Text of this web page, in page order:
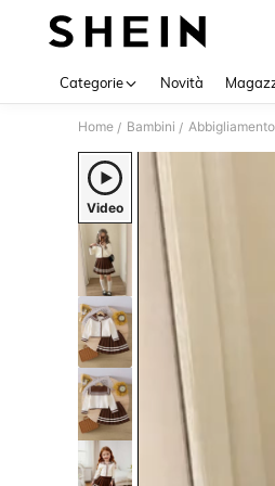
Categorie Novità
Home / Bambini /
Video